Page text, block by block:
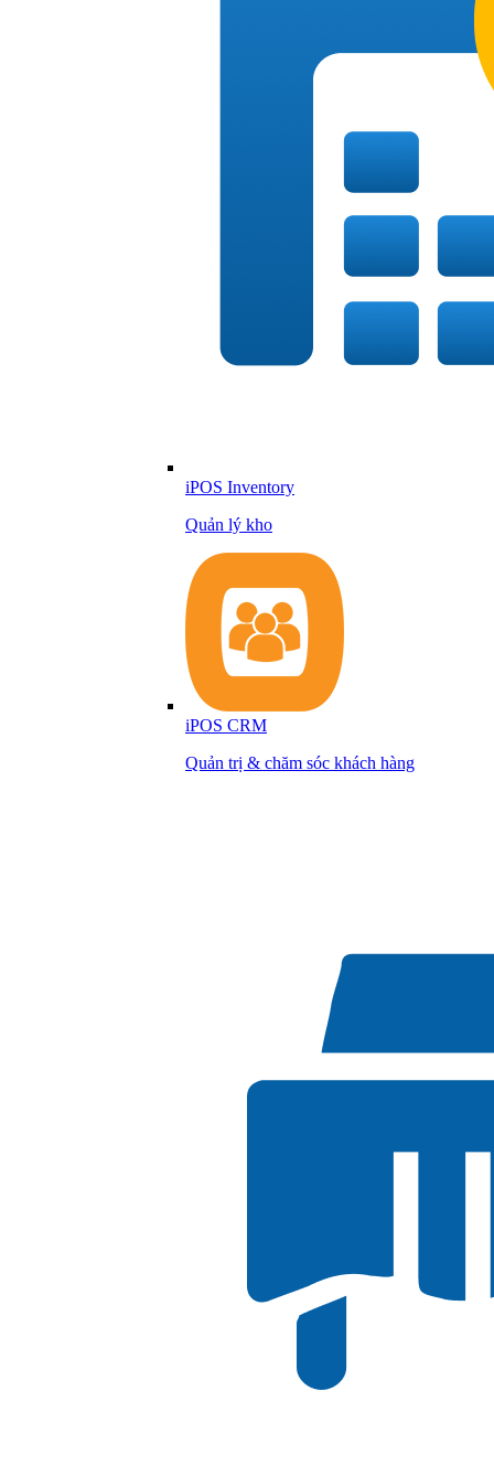
iPOS Inventory
Quản lý kho
iPOS CRM
Quản trị & chăm sóc khách hàng